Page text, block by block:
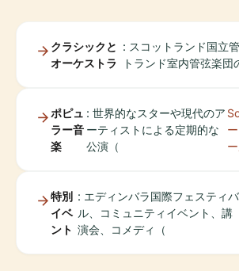
クラシックと
オーケストラ
: スコットランド国立
トランド室内管弦楽団
ポピュ
ラー音
楽
: 世界的なスターや現代のア
ーティストによる定期的な
公演（
特別
イベ
ント
: エディンバラ国際フェスティバ
ル、コミュニティイベント、講
演会、コメディ（